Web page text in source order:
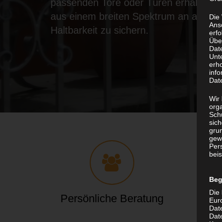
passenden Tore oder Türen erhalten
aus einem breiten Spektrum an allen
Haltbarkeit zu sichern.
Persönliche Beratung
Die
Wir
Die